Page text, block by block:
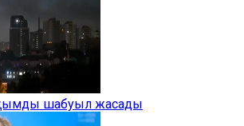
шабуыл жасады